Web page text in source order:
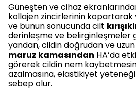
Güneşten ve cihaz
kollajen zincirlerinin
ve bunun sonucunda cilt
derinleşme ve belirginleşmeler
yandan, cildin doğrudan ve
maruz kamasından HA’da
görerek cildin nem
azalmasına, elastikiyet
sebep olur.